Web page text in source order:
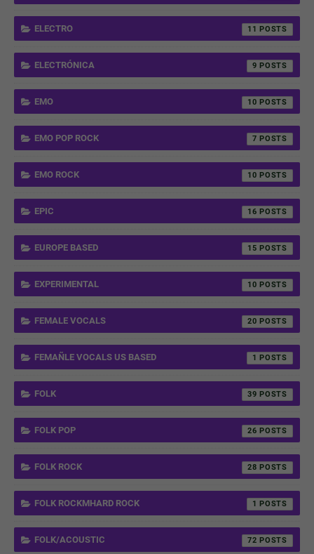
ELECTRO 11
ELECTRÓNICA 9
EMO 10
EMO POP ROCK 7
EMO ROCK 10
EPIC 16
EUROPE BASED 15
EXPERIMENTAL 10
FEMALE VOCALS 20
FEMAÑLE VOCALS US BASED 1
FOLK 39
FOLK POP 26
FOLK ROCK 28
FOLK ROCKMHARD ROCK 1
FOLK/ACOUSTIC 72